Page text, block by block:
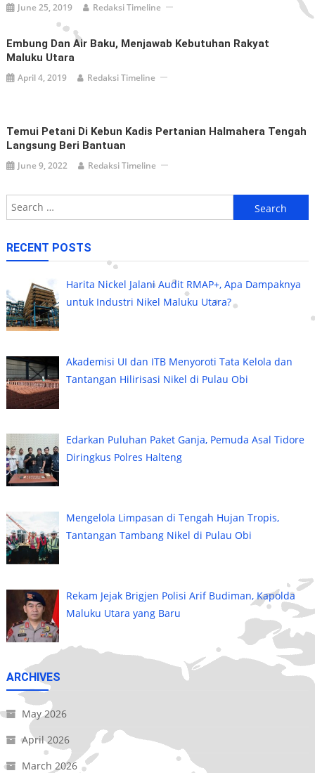
June 25, 2019 Redaksi Timeline
Embung Dan Air Baku, Menjawab Kebutuhan Rakyat
Maluku Utara
April 4, 2019 Redaksi Timeline
Temui Petani Di Kebun Kadis Pertanian Halmahera Tengah
Langsung Beri Bantuan
June 9, 2022 Redaksi Timeline
Search
for:
RECENT POSTS
Harita Nickel Jalani Audit RMAP+, Apa Dampaknya
untuk Industri Nikel Maluku Utara?
Akademisi UI dan ITB Menyoroti Tata Kelola dan
Tantangan Hilirisasi Nikel di Pulau Obi
Edarkan Puluhan Paket Ganja, Pemuda Asal Tidore
Diringkus Polres Halteng
Mengelola Limpasan di Tengah Hujan Tropis,
Tantangan Tambang Nikel di Pulau Obi
Rekam Jejak Brigjen Polisi Arif Budiman, Kapolda
Maluku Utara yang Baru
ARCHIVES
May 2026
April 2026
March 2026